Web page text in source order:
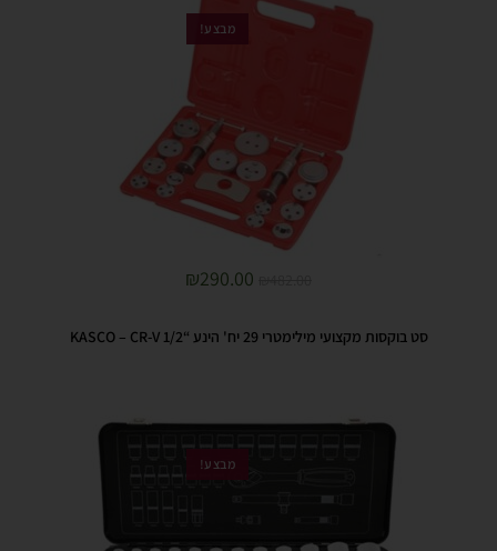
מבצע!
₪290.00
סט בוקסות מקצועי מילימטרי 29 יח' הינע “1/2 KASCO – CR-V
מבצע!